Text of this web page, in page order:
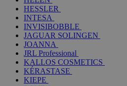
HESSLER
INTESA
INVISIBOBBLE
JAGUAR SOLINGEN
JOANNA
JRL Professional
KALLOS COSMETICS
KÉRASTASE
KIEPE